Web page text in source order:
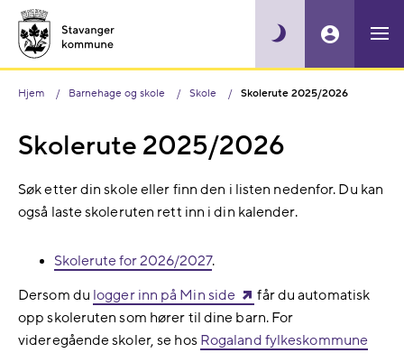
Hjem Barnehage og skole Skole Skolerute 2025/2026
Skolerute 2025/2026
Søk etter din skole eller finn den i listen nedenfor. Du kan
også laste skoleruten rett inn i din kalender.
Skolerute for 2026/2027.
Dersom du logger inn på Min side
får du automatisk
opp skoleruten som hører til dine barn. For
videregående skoler, se hos Rogaland fylkeskommune